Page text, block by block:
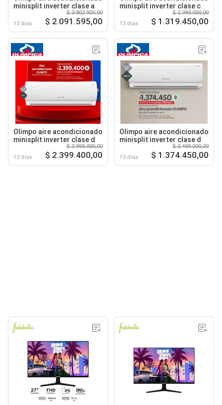
minisplit inverter clase a
13 días
$ 3.802.900,00
$ 2.091.595,00
minisplit inverter clase c
13 días
$ 2.399.000,00
$ 1.319.450,00
Olimpo aire acondicionado
minisplit inverter clase d
13 días
$ 3.999.000,00
$ 2.399.400,00
Olimpo aire acondicionado
minisplit inverter clase d
13 días
$ 2.499.000,00
$ 1.374.450,00